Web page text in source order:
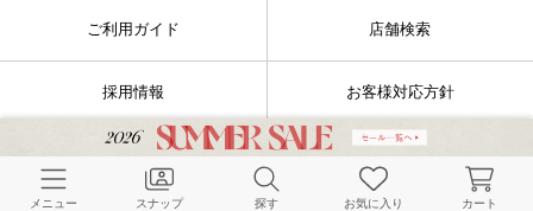
ご利用ガイド 店舗検索
採用情報 お客様対応方針
利用規約 企業情報
メニュー スナップ 探す お気に入り カート